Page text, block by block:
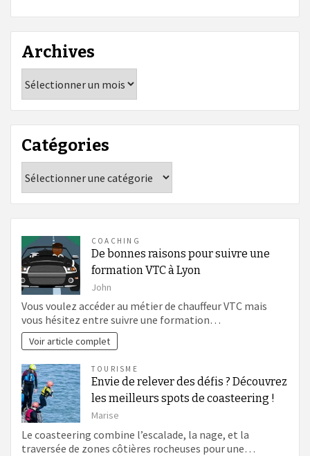
Archives
Catégories
COACHING
De bonnes raisons pour suivre une
formation VTC à Lyon
John
Vous voulez accéder au métier de chauffeur VTC mais
vous hésitez entre suivre une formation…
Voir article complet
TOURISME
Envie de relever des défis ? Découvrez
les meilleurs spots de coasteering !
Marise
Le coasteering combine l’escalade, la nage, et la
traversée de zones côtières rocheuses pour une…